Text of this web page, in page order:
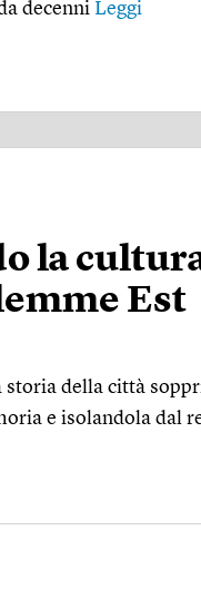
decenni Leggi
la
Est
della città
e isolandola dal